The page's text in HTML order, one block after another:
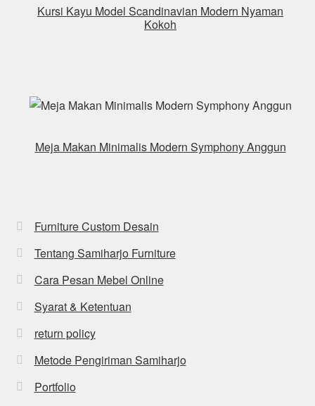
Kursi Kayu Model Scandinavian Modern Nyaman
Kokoh
Meja Makan Minimalis Modern Symphony Anggun
Furniture Custom Desain
Tentang Samiharjo Furniture
Cara Pesan Mebel Online
Syarat & Ketentuan
return policy
Metode Pengiriman Samiharjo
Portfolio